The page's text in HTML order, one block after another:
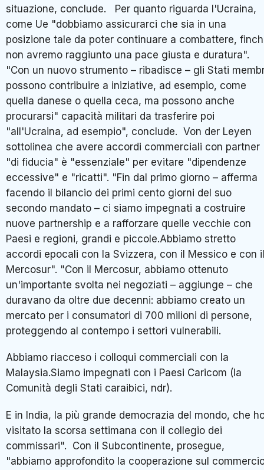
situazione, conclude. Per quanto riguarda l'Ucraina,
come Ue "dobbiamo assicurarci che sia in una
posizione tale da poter continuare a combattere,
non avremo raggiunto una pace giusta e duratura".
"Con un nuovo strumento – ribadisce – gli Stati
possono contribuire a iniziative, ad esempio, come
quella danese o quella ceca, ma possono anche
procurarsi" capacità militari da trasferire poi
"all'Ucraina, ad esempio", conclude. Von der Leyen
sottolinea che avere accordi commerciali con partner
"di fiducia" è "essenziale" per evitare "dipendenze
eccessive" e "ricatti". "Fin dal primo giorno – afferma
facendo il bilancio dei primi cento giorni del suo
secondo mandato – ci siamo impegnati a costruire
nuove partnership e a rafforzare quelle vecchie con
Paesi e regioni, grandi e piccole.Abbiamo stretto
accordi epocali con la Svizzera, con il Messico e con il
Mercosur". "Con il Mercosur, abbiamo ottenuto
un'importante svolta nei negoziati – aggiunge – che
duravano da oltre due decenni: abbiamo creato un
mercato per i consumatori di 700 milioni di persone,
proteggendo al contempo i settori vulnerabili.
Abbiamo riacceso i colloqui commerciali con la
Malaysia.Siamo impegnati con i Paesi Caricom (la
Comunità degli Stati caraibici, ndr).
E in India, la più grande democrazia del mondo, che
visitato la scorsa settimana con il collegio dei
commissari". Con il Subcontinente, prosegue,
"abbiamo approfondito la cooperazione sul